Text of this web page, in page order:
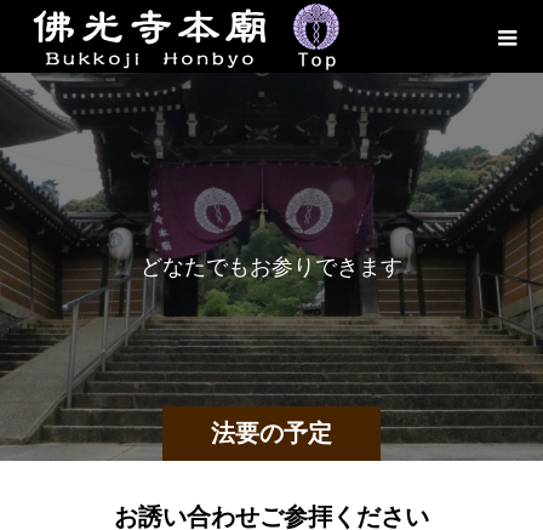
法要の予定
どなたでもお参りでき ます
お誘い合わせご参拝ください